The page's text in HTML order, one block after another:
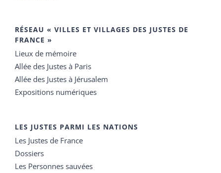
RÉSEAU « VILLES ET VILLAGES DES JUSTES DE
FRANCE »
Lieux de mémoire
Allée des Justes à Paris
Allée des Justes à Jérusalem
Expositions numériques
LES JUSTES PARMI LES NATIONS
Les Justes de France
Dossiers
Les Personnes sauvées